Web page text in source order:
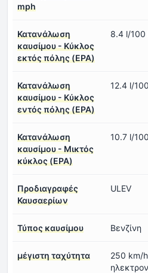
mph
Κατανάλωση
καυσίμου - Κύκλος
εκτός πόλης (EPA)
8.4 l/100
Κατανάλωση
καυσίμου - Κύκλος
εντός πόλης (EPA)
12.4 l/
Κατανάλωση
καυσίμου - Μικτός
κύκλος (EPA)
10.7 l/
Προδιαγραφές
Καυσαερίων
ULEV
Τύπος καυσίμου Βενζίνη
μέγιστη ταχύτητα
250 km/